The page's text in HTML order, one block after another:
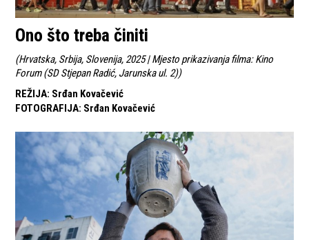
Ono što treba činiti
(Hrvatska, Srbija, Slovenija, 2025 | Mjesto prikazivanja filma: Kino
Forum (SD Stjepan Radić, Jarunska ul. 2))
REŽIJA: Srđan Kovačević
FOTOGRAFIJA: Srđan Kovačević